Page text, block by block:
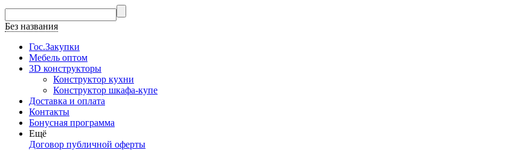
Без названия
Гос.Закупки
Мебель оптом
3D конструкторы
Конструктор кухни
Конструктор шкафа-купе
Доставка и оплата
Контакты
Бонусная программа
Ещё
Договор публичной оферты